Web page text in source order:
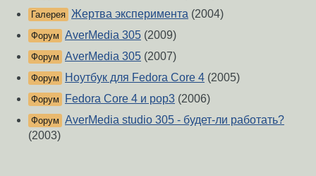
Галерея Жертва эксперимента (2004)
Форум AverMedia 305 (2009)
Форум AverMedia 305 (2007)
Форум Ноутбук для Fedora Core 4 (2005)
Форум Fedora Core 4 и pop3 (2006)
Форум AverMedia studio 305 - будет-ли работать?
(2003)